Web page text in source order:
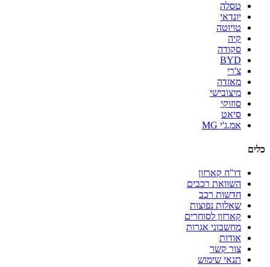
טסלה
יונדאי
טויוטה
קיה
סקודה
BYD
צ'רי
מאזדה
מיצובישי
סוזוקי
סיאט
אמ.ג'י MG
כלים
דו"ח קארזון
השוואת רכבים
חדשות רכב
שאלות נפוצות
קארזון לסוחרים
מחשבוני אגרות
אודות
צור קשר
תנאי שימוש